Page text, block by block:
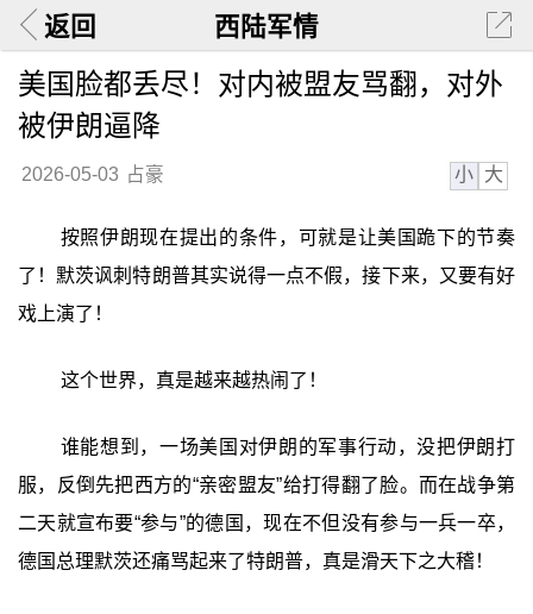
返回 西陆军情
美国脸都丢尽！对内被盟友骂翻，对外
被伊朗逼降
2026-05-03 占豪 小 大
按照伊朗现在提出的条件，可就是让美国跪下的节奏
了！默茨讽刺特朗普其实说得一点不假，接下来，又要有好
戏上演了！
这个世界，真是越来越热闹了！
谁能想到，一场美国对伊朗的军事行动，没把伊朗打
服，反倒先把西方的“亲密盟友”给打得翻了脸。而在战争第
二天就宣布要“参与”的德国，现在不但没有参与一兵一卒，
德国总理默茨还痛骂起来了特朗普，真是滑天下之大稽！